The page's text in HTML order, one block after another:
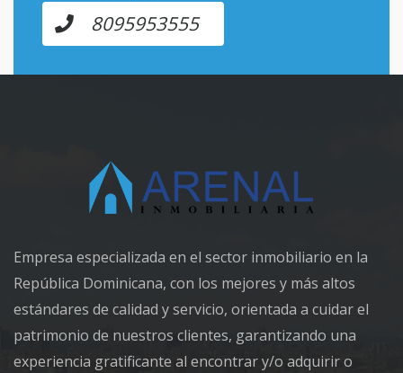
8095953555
Empresa especializada en el sector inmobiliario en la
República Dominicana, con los mejores y más altos
estándares de calidad y servicio, orientada a cuidar el
patrimonio de nuestros clientes, garantizando una
experiencia gratificante al encontrar y/o adquirir o